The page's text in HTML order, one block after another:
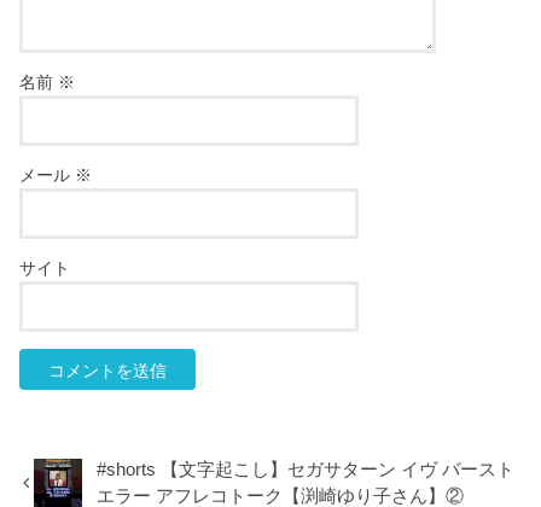
名前 ※
メール ※
サイト
#shorts 【文字起こし】セガサターン イヴ バースト
エラー アフレコトーク【渕崎ゆり子さん】②